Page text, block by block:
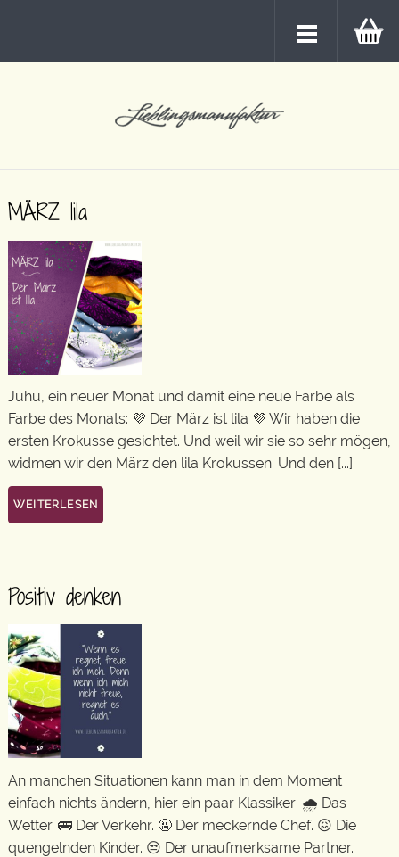
MÄRZ lila
Juhu, ein neuer Monat und damit eine neue Farbe als
Farbe des Monats: 💜 Der März ist lila 💜 Wir haben die
ersten Krokusse gesichtet. Und weil wir sie so sehr mögen,
widmen wir den März den lila Krokussen. Und den [...]
WEITERLESEN
Positiv denken
An manchen Situationen kann man in dem Moment
einfach nichts ändern, hier ein paar Klassiker: 🌧 Das
Wetter. 🚌 Der Verkehr. 🤬 Der meckernde Chef. 😖 Die
quengelnden Kinder. 😒 Der unaufmerksame Partner.